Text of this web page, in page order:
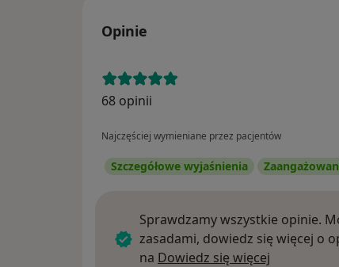
Opinie
68 opinii
Najczęściej wymieniane przez pacjentów
Szczegółowe wyjaśnienia
Sprawdzamy wszystkie opinie.
zasadami, dowiedz się więcej o
na Dowiedz się więcej